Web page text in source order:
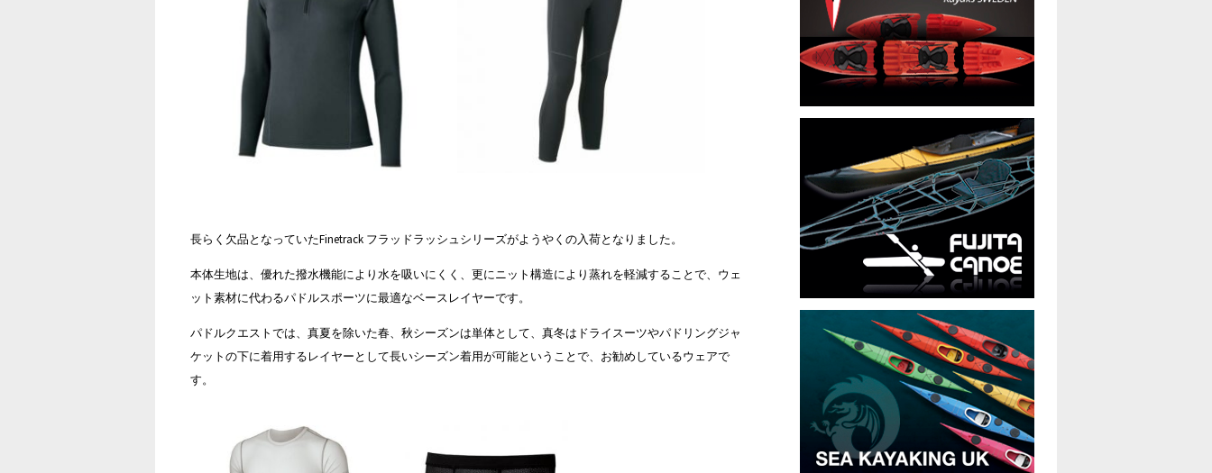
長らく欠品となっていたFinetrack フラッドラッシュシリーズがようやくの入荷となりました。
本体生地は、優れた撥水機能により水を吸いにくく、更にニット構造により蒸れを軽減することで、ウェ
ット素材に代わるパドルスポーツに最適なベースレイヤーです。
パドルクエストでは、真夏を除いた春、秋シーズンは単体として、真冬はドライスーツやパドリングジャ
ケットの下に着用するレイヤーとして長いシーズン着用が可能ということで、お勧めしているウェアで
す。